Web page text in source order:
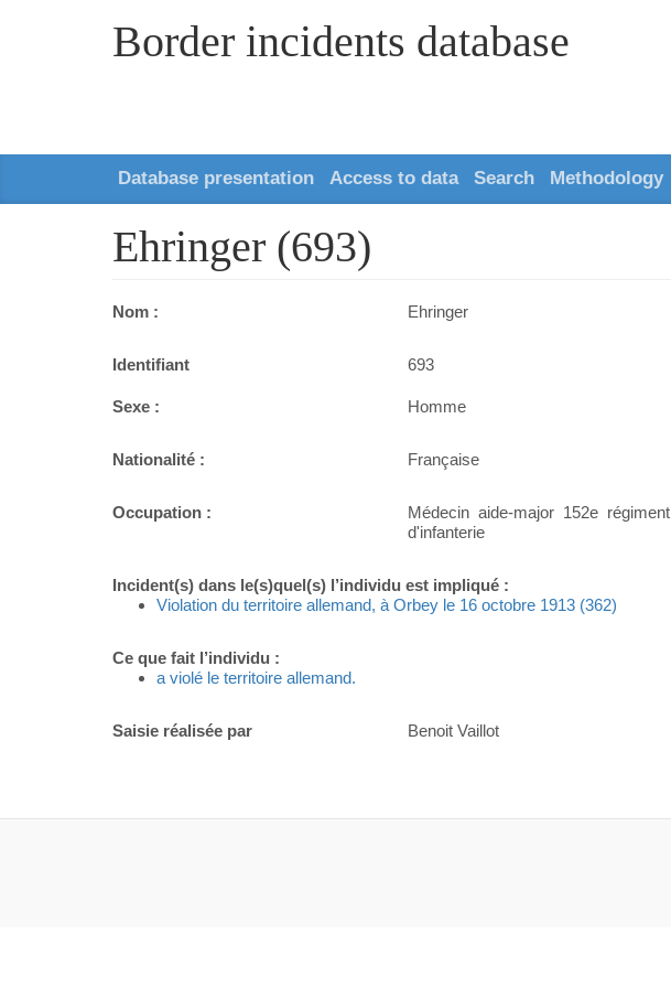
Border incidents database
Database presentation Access to data Search Methodology
Ehringer (693)
Nom : Ehringer
Identifiant 693
Sexe : Homme
Nationalité : Française
Occupation :
Médecin aide-major 152e régiment
d'infanterie
Incident(s) dans le(s)quel(s) l’individu est impliqué :
Violation du territoire allemand, à Orbey le 16 octobre 1913 (362)
Ce que fait l’individu :
a violé le territoire allemand.
Saisie réalisée par Benoit Vaillot